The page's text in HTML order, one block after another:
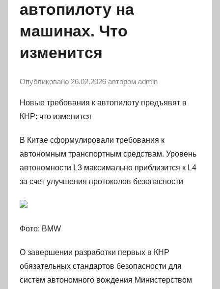
автопилоту на
машинах. Что
изменится
Опубликовано 26.02.2026 автором admin
Новые требования к автопилоту предъявят в
КНР: что изменится
В Китае сформулировали требования к
автономным транспортным средствам. Уровень
автономности L3 максимально приблизится к L4
за счет улучшения протоколов безопасности
Фото: BMW
О завершении разработки первых в КНР
обязательных стандартов безопасности для
систем автономного вождения Министерством